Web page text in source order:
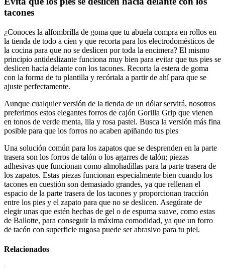
tacones
¿Conoces la alfombrilla de goma que tu abuela compra en rollos en
la tienda de todo a cien y que recorta para los electrodomésticos de
la cocina para que no se deslicen por toda la encimera? El mismo
principio antideslizante funciona muy bien para evitar que tus pies se
deslicen hacia delante con los tacones. Recorta la estera de goma
con la forma de tu plantilla y recórtala a partir de ahí para que se
ajuste perfectamente.
Aunque cualquier versión de la tienda de un dólar servirá, nosotros
preferimos estos elegantes forros de cajón Gorilla Grip que vienen
en tonos de verde menta, lila y rosa pastel. Busca la versión más fina
posible para que los forros no acaben apiñando tus pies
Una solución común para los zapatos que se desprenden en la parte
trasera son los forros de talón o los agarres de talón; piezas
adhesivas que funcionan como almohadillas para la parte trasera de
los zapatos. Estas piezas funcionan especialmente bien cuando los
tacones en cuestión son demasiado grandes, ya que rellenan el
espacio de la parte trasera de los tacones y proporcionan tracción
entre los pies y el zapato para que no se deslicen. Asegúrate de
elegir unas que estén hechas de gel o de espuma suave, como estas
de Ballotte, para conseguir la máxima comodidad, ya que un forro
de tacón con superficie rugosa puede ser abrasivo para tu piel.
Relacionados